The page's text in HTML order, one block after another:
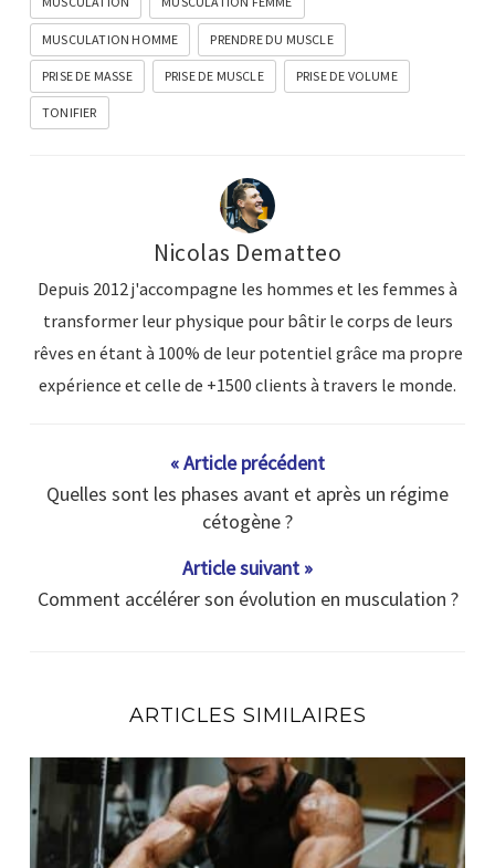
MUSCULATION HOMME PRENDRE DU MUSCLE
PRISE DE MASSE PRISE DE MUSCLE PRISE DE VOLUME
TONIFIER
Nicolas Dematteo
Depuis 2012 j'accompagne les hommes et les femmes à
transformer leur physique pour bâtir le corps de leurs
rêves en étant à 100% de leur potentiel grâce ma propre
expérience et celle de +1500 clients à travers le monde.
« Article précédent
Quelles sont les phases avant et après un régime
cétogène ?
Article suivant »
Comment accélérer son évolution en musculation ?
ARTICLES SIMILAIRES
En combien de temps un muscle se reconstruit ?